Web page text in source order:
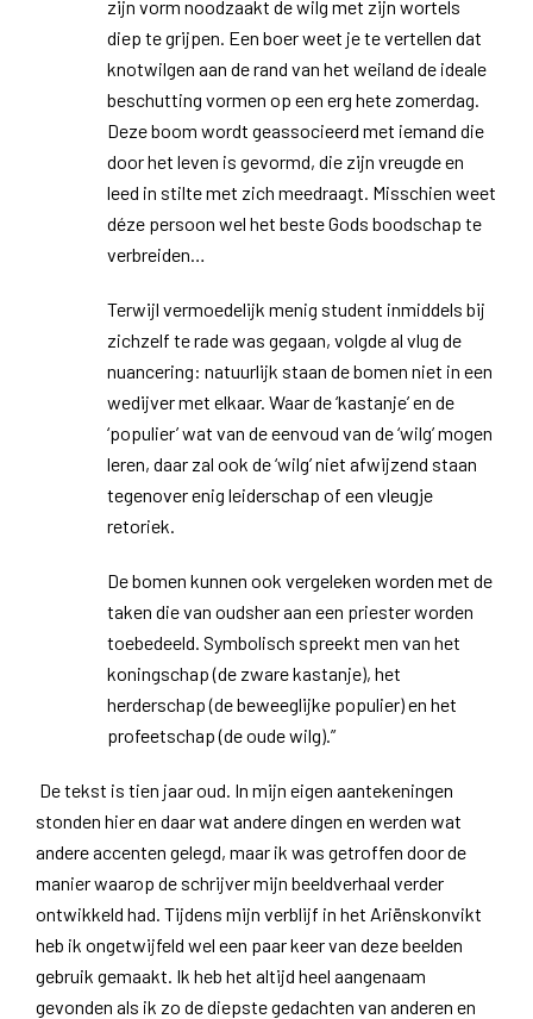
zijn vorm noodzaakt de wilg met zijn wortels
diep te grijpen. Een boer weet je te vertellen dat
knotwilgen aan de rand van het weiland de ideale
beschutting vormen op een erg hete zomerdag.
Deze boom wordt geassocieerd met iemand die
door het leven is gevormd, die zijn vreugde en
leed in stilte met zich meedraagt. Misschien weet
déze persoon wel het beste Gods boodschap te
verbreiden…
Terwijl vermoedelijk menig student inmiddels bij
zichzelf te rade was gegaan, volgde al vlug de
nuancering: natuurlijk staan de bomen niet in een
wedijver met elkaar. Waar de ‘kastanje’ en de
‘populier’ wat van de eenvoud van de ‘wilg’ mogen
leren, daar zal ook de ‘wilg’ niet afwijzend staan
tegenover enig leiderschap of een vleugje
retoriek.
De bomen kunnen ook vergeleken worden met de
taken die van oudsher aan een priester worden
toebedeeld. Symbolisch spreekt men van het
koningschap (de zware kastanje), het
herderschap (de beweeglijke populier) en het
profeetschap (de oude wilg).”
De tekst is tien jaar oud. In mijn eigen aantekeningen
stonden hier en daar wat andere dingen en werden wat
andere accenten gelegd, maar ik was getroffen door de
manier waarop de schrijver mijn beeldverhaal verder
ontwikkeld had. Tijdens mijn verblijf in het Ariënskonvikt
heb ik ongetwijfeld wel een paar keer van deze beelden
gebruik gemaakt. Ik heb het altijd heel aangenaam
gevonden als ik zo de diepste gedachten van anderen en